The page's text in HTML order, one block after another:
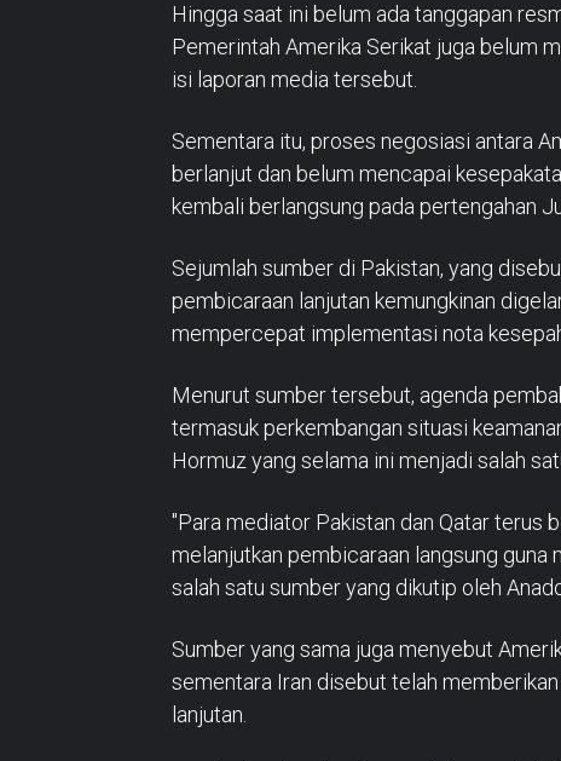
Hingga saat ini belum ada tanggapan
Pemerintah Amerika Serikat juga belum
isi laporan media tersebut.
Sementara itu, proses negosiasi antara
berlanjut dan belum mencapai
kembali berlangsung pada pertengahan
Sejumlah sumber di Pakistan, yang
pembicaraan lanjutan kemungkinan
mempercepat implementasi nota
Menurut sumber tersebut, agenda
termasuk perkembangan situasi
Hormuz yang selama ini menjadi salah
"Para mediator Pakistan dan Qatar terus
melanjutkan pembicaraan langsung guna
salah satu sumber yang dikutip oleh
Sumber yang sama juga menyebut
sementara Iran disebut telah
lanjutan.